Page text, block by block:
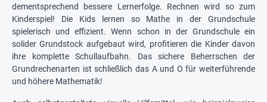
dementsprechend bessere Lernerfolge. Rechnen wird so zum
Kinderspiel! Die Kids lernen so Mathe in der Grundschule
spielerisch und effizient. Wenn schon in der Grundschule ein
solider Grundstock aufgebaut wird, profitieren die Kinder davon
ihre komplette Schullaufbahn. Das sichere Beherrschen der
Grundrechenarten ist schließlich das A und O für weiterführende
und höhere Mathematik!